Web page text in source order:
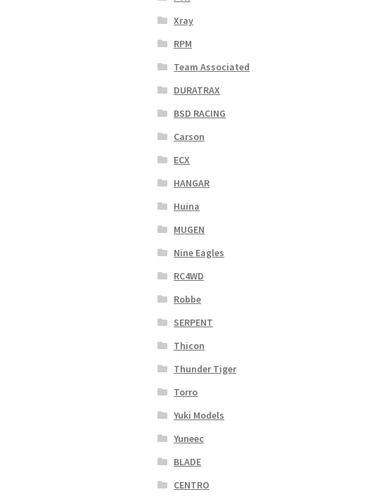
Xray
RPM
Team Associated
DURATRAX
BSD RACING
Carson
ECX
HANGAR
Huina
MUGEN
Nine Eagles
RC4WD
Robbe
SERPENT
Thicon
Thunder Tiger
Torro
Yuki Models
Yuneec
BLADE
CENTRO